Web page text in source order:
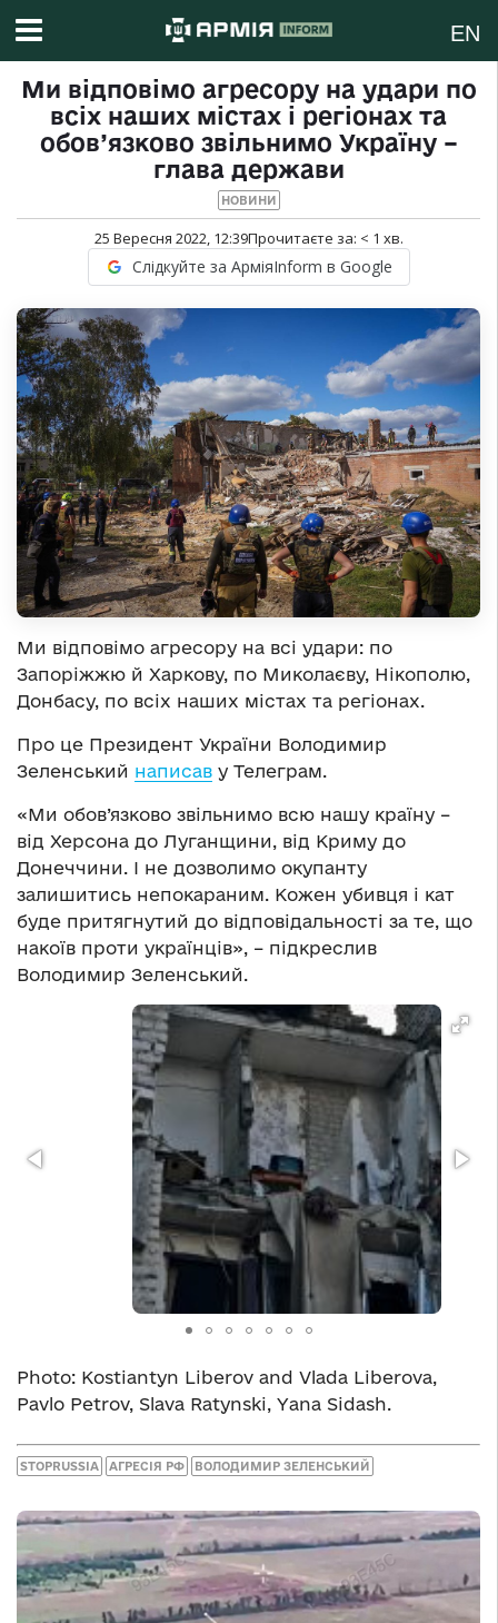
EN
Ми відповімо агресору на удари по
всіх наших містах і регіонах та
обов’язково звільнимо Україну –
глава держави
НОВИНИ
25 Вересня 2022, 12:39Прочитаєте за: < 1 хв.
Слідкуйте за АрміяInform в Google
Ми відповімо агресору на всі удари: по
Запоріжжю й Харкову, по Миколаєву, Нікополю,
Донбасу, по всіх наших містах та регіонах.
Про це Президент України Володимир
Зеленський написав у Телеграм.
«Ми обов’язково звільнимо всю нашу країну –
від Херсона до Луганщини, від Криму до
Донеччини. І не дозволимо окупанту
залишитись непокараним. Кожен убивця і кат
буде притягнутий до відповідальності за те, що
накоїв проти українців», – підкреслив
Володимир Зеленський.
Photo: Kostiantyn Liberov and Vlada Liberova,
Pavlo Petrov, Slava Ratynski, Yana Sidash.
STOPRUSSIA АГРЕСІЯ РФ ВОЛОДИМИР ЗЕЛЕНСЬКИЙ